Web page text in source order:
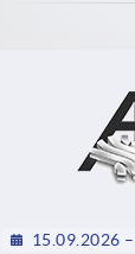
15.09.2026